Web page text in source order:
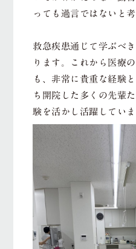
っても過言ではないと
救急疾患通じて学ぶべ
ります。これから医療
も、非常に貴重な経験
ち開院した多くの先輩
験を活かし活躍していま